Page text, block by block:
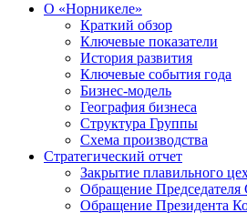
О «Норникеле»
Краткий обзор
Ключевые показатели
История развития
Ключевые события года
Бизнес-модель
География бизнеса
Структура Группы
Схема производства
Стратегический отчет
Закрытие плавильного
Обращение Председателя
Обращение Президента